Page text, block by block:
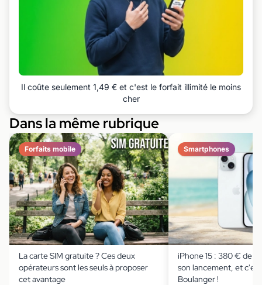
Il coûte seulement 1,49 € et c'est le forfait illimité le moins
cher
Dans la même rubrique
Forfaits mobile
La carte SIM gratuite ? Ces deux
opérateurs sont les seuls à proposer
cet avantage
Smartphones
iPhone 15 : 380 € de
son lancement, et
Boulanger !